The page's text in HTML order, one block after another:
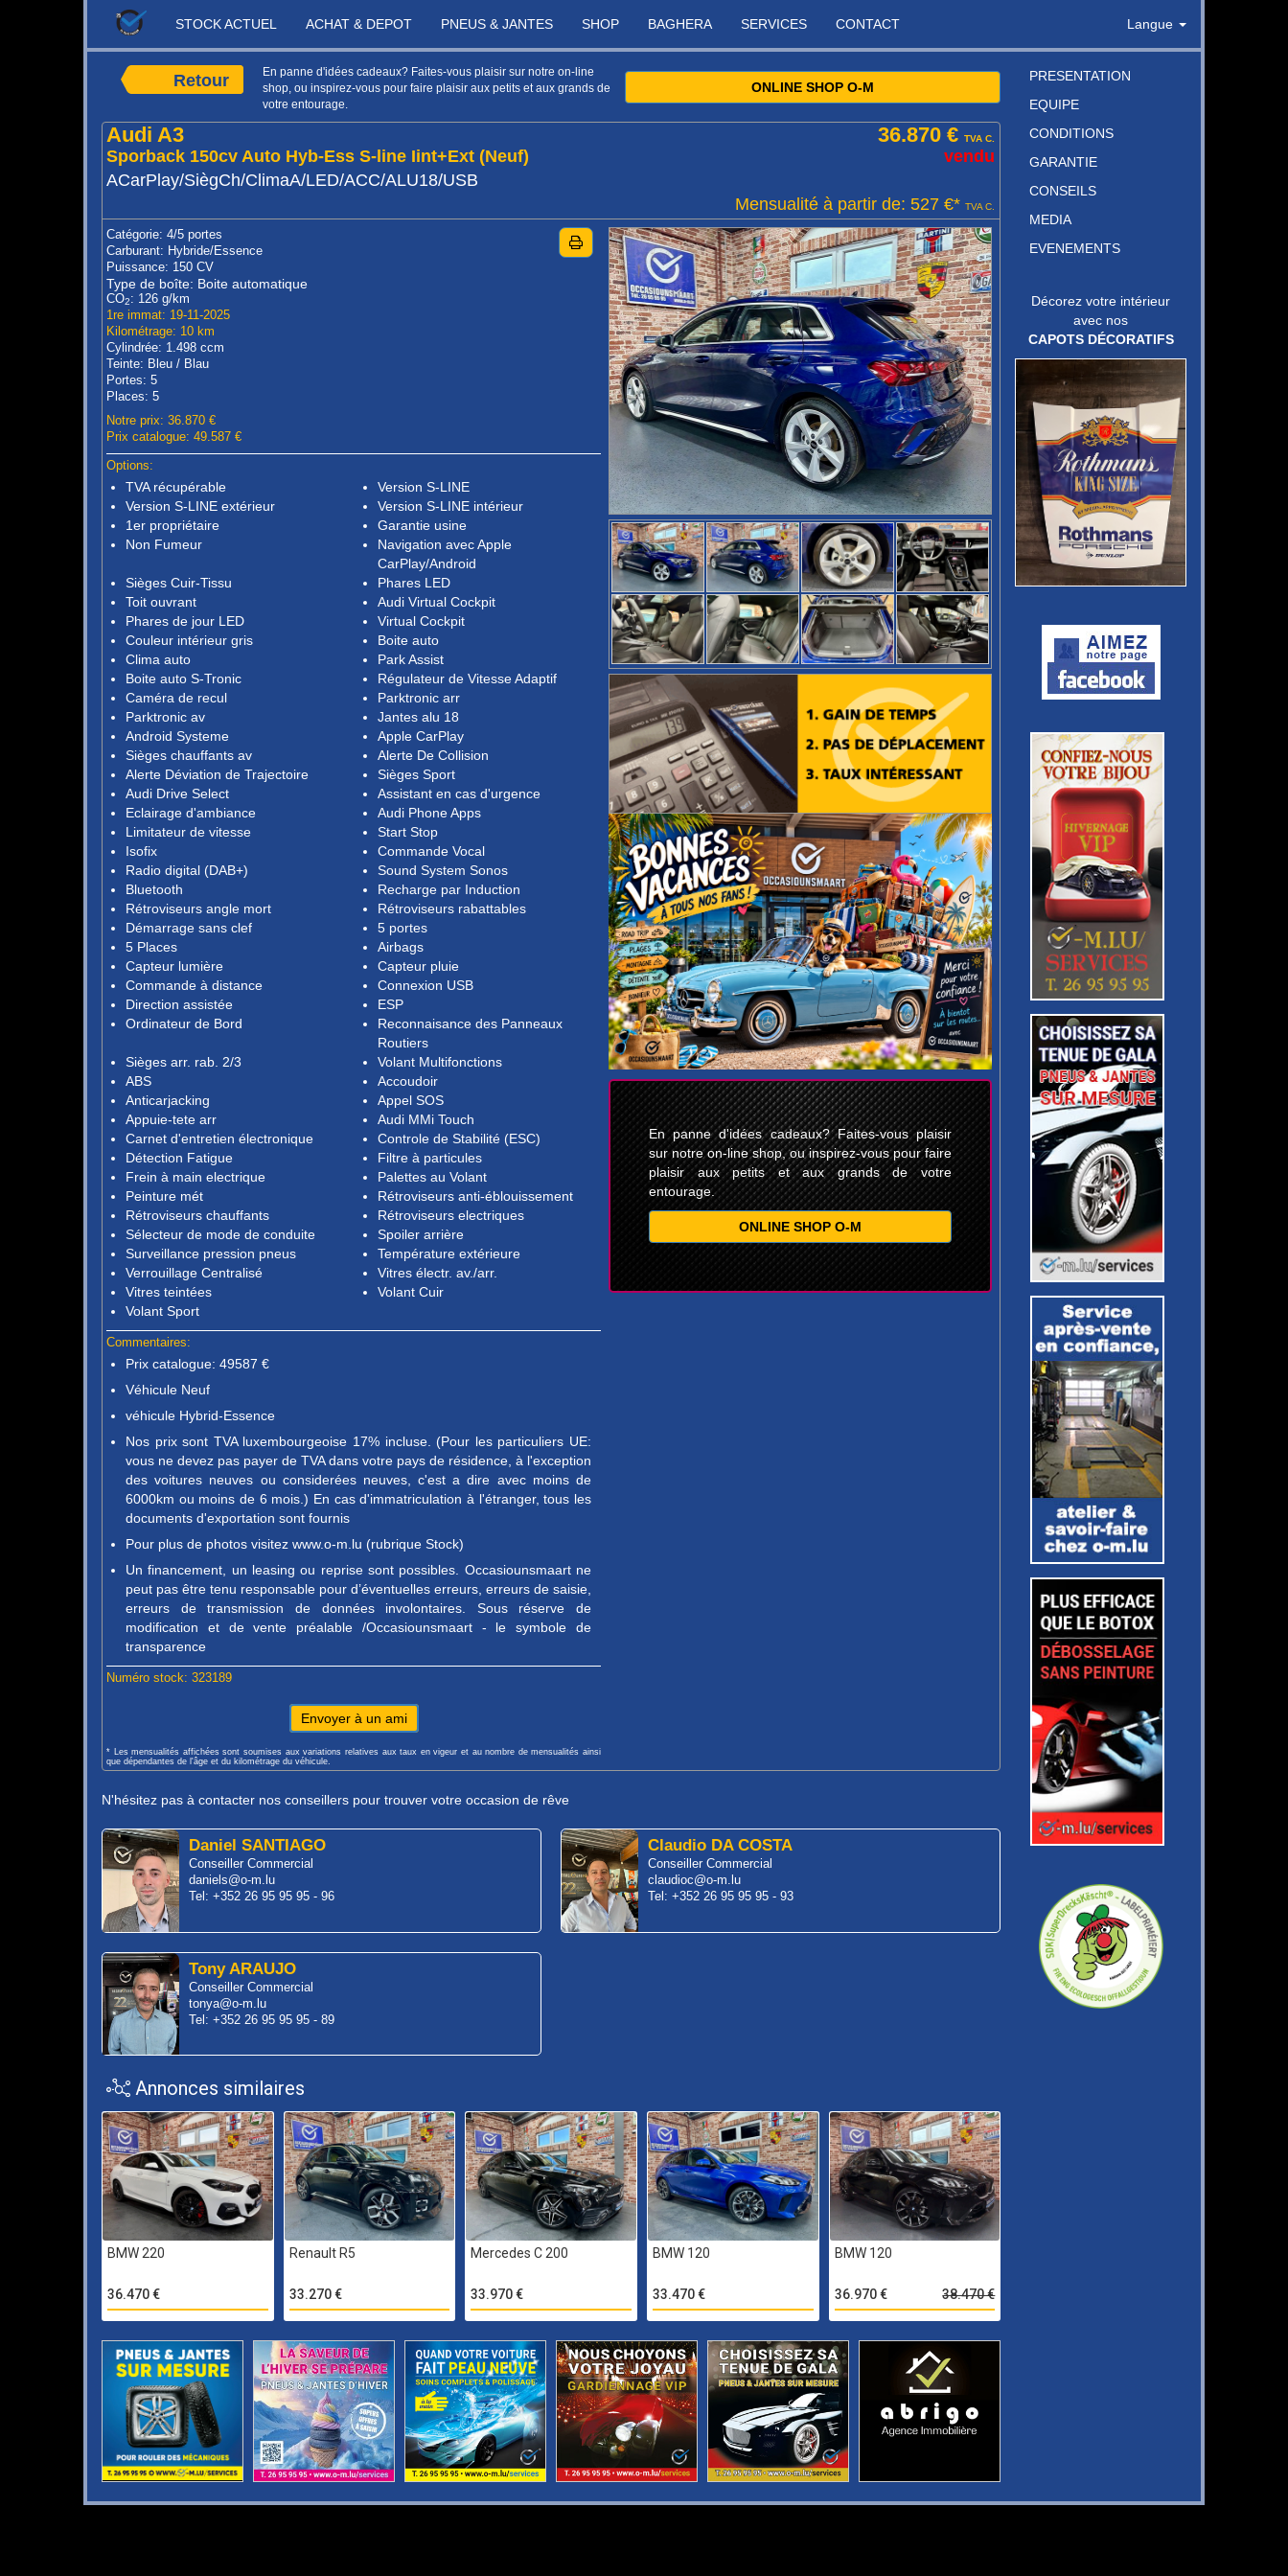
STOCK ACTUEL ACHAT & DEPOT PNEUS & JANTES SHOP BAGHERA SERVICES CONTACT Langue
Retour
En panne d'idées cadeaux? Faites-vous plaisir sur notre on-line
shop, ou inspirez-vous pour faire plaisir aux petits et aux grands de
votre entourage.
ONLINE SHOP O-M
Audi A3 36.870 € TVA C.
Sporback 150cv Auto Hyb-Ess S-line Iint+Ext (Neuf)
vendu
ACarPlay/SiègCh/ClimaA/LED/ACC/ALU18/USB
Mensualité à partir de: 527 €* TVA C.
Catégorie: 4/5 portes
Carburant: Hybride/Essence
Puissance: 150 CV
Type de boîte: Boite automatique
CO2: 126 g/km
1re immat: 19-11-2025
Kilométrage: 10 km
Cylindrée: 1.498 ccm
Teinte: Bleu / Blau
Portes: 5
Places: 5
Notre prix: 36.870 €
Prix catalogue: 49.587 €
Options:
TVA récupérable
Version S-LINE
Version S-LINE extérieur
Version S-LINE intérieur
1er propriétaire
Garantie usine
Non Fumeur
Navigation avec Apple
CarPlay/Android
Sièges Cuir-Tissu
Phares LED
Toit ouvrant
Audi Virtual Cockpit
Phares de jour LED
Virtual Cockpit
Couleur intérieur gris
Boite auto
Clima auto
Park Assist
Boite auto S-Tronic
Régulateur de Vitesse Adaptif
Caméra de recul
Parktronic arr
Parktronic av
Jantes alu 18
Android Systeme
Apple CarPlay
Sièges chauffants av
Alerte De Collision
Alerte Déviation de Trajectoire
Sièges Sport
Audi Drive Select
Assistant en cas d'urgence
Eclairage d'ambiance
Audi Phone Apps
Limitateur de vitesse
Start Stop
Isofix
Commande Vocal
Radio digital (DAB+)
Sound System Sonos
Bluetooth
Recharge par Induction
Rétroviseurs angle mort
Rétroviseurs rabattables
Démarrage sans clef
5 portes
5 Places
Airbags
Capteur lumière
Capteur pluie
Commande à distance
Connexion USB
Direction assistée
ESP
Ordinateur de Bord
Reconnaisance des Panneaux
Routiers
Sièges arr. rab. 2/3
Volant Multifonctions
ABS
Accoudoir
Anticarjacking
Appel SOS
Appuie-tete arr
Audi MMi Touch
Carnet d'entretien électronique
Controle de Stabilité (ESC)
Détection Fatigue
Filtre à particules
Frein à main electrique
Palettes au Volant
Peinture mét
Rétroviseurs anti-éblouissement
Rétroviseurs chauffants
Rétroviseurs electriques
Sélecteur de mode de conduite
Spoiler arrière
Surveillance pression pneus
Température extérieure
Verrouillage Centralisé
Vitres électr. av./arr.
Vitres teintées
Volant Cuir
Volant Sport
Commentaires:
Prix catalogue: 49587 €
Véhicule Neuf
véhicule Hybrid-Essence
Nos prix sont TVA luxembourgeoise 17% incluse. (Pour les particuliers UE:
vous ne devez pas payer de TVA dans votre pays de résidence, à l'exception
des voitures neuves ou considerées neuves, c'est a dire avec moins de
6000km ou moins de 6 mois.) En cas d'immatriculation à l'étranger, tous les
documents d'exportation sont fournis
Pour plus de photos visitez www.o-m.lu (rubrique Stock)
Un financement, un leasing ou reprise sont possibles. Occasiounsmaart ne
peut pas être tenu responsable pour d’éventuelles erreurs, erreurs de saisie,
erreurs de transmission de données involontaires. Sous réserve de
modification et de vente préalable /Occasiounsmaart - le symbole de
transparence
Numéro stock: 323189
Envoyer à un ami
* Les mensualités affichées sont soumises aux variations relatives aux taux en vigeur et au nombre de mensualités ainsi
que dépendantes de l'âge et du kilométrage du véhicule.
En panne d'idées cadeaux? Faites-vous plaisir
sur notre on-line shop, ou inspirez-vous pour faire
plaisir aux petits et aux grands de votre
entourage.
ONLINE SHOP O-M
N'hésitez pas à contacter nos conseillers pour trouver votre occasion de rêve
Daniel SANTIAGO
Conseiller Commercial
daniels@o-m.lu
Tel: +352 26 95 95 95 - 96
Claudio DA COSTA
Conseiller Commercial
claudioc@o-m.lu
Tel: +352 26 95 95 95 - 93
Tony ARAUJO
Conseiller Commercial
tonya@o-m.lu
Tel: +352 26 95 95 95 - 89
Annonces similaires
BMW 220
36.470 €
Renault R5
33.270 €
Mercedes C 200
33.970 €
BMW 120
33.470 €
BMW 120
38.470 €
36.970 €
PRESENTATION
EQUIPE
CONDITIONS
GARANTIE
CONSEILS
MEDIA
EVENEMENTS
Décorez votre intérieur
avec nos
CAPOTS DÉCORATIFS